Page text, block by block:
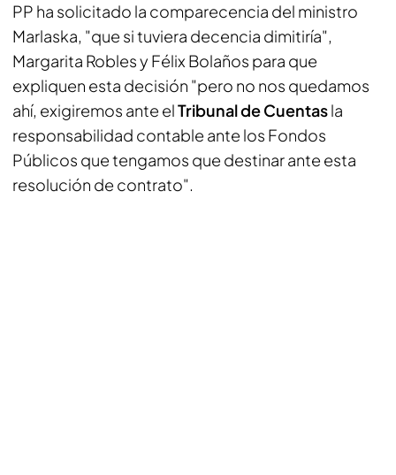
PP ha solicitado la comparecencia del ministro
Marlaska, "que si tuviera decencia dimitiría",
Margarita Robles y Félix Bolaños para que
expliquen esta decisión "pero no nos quedamos
ahí, exigiremos ante elTribunal de Cuentasla
responsabilidad contable ante los Fondos
Públicos que tengamos que destinar ante esta
resolución de contrato".